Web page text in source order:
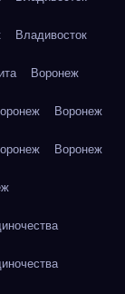
Владивосток
Воронеж
Воронеж
Воронеж